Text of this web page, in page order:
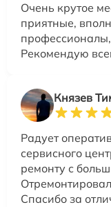
Очень крутое
приятные,
Рекомендую
Князев
Радует
сервисного
ремонту с
Спасибо за